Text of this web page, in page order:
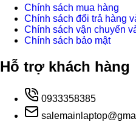
Chính sách mua hàng
Chính sách đổi trả hàng
Chính sách vận chuyển
Chính sách bảo mật
Hỗ trợ khách hàng
0933358385